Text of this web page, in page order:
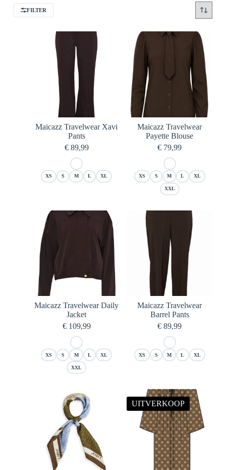
FILTER
Maicazz Travelwear Xavi
Pants
€89,99
XS S M L XL
Maicazz Travelwear
Payette Blouse
€ 79,99
XS S M L XL
XXL
Maicazz Travelwear Daily
Jacket
€109,99
XS S M L XL
XXL
Maicazz Travelwear
Barrel Pants
€ 89,99
XS S M L XL
UITVERKOOP